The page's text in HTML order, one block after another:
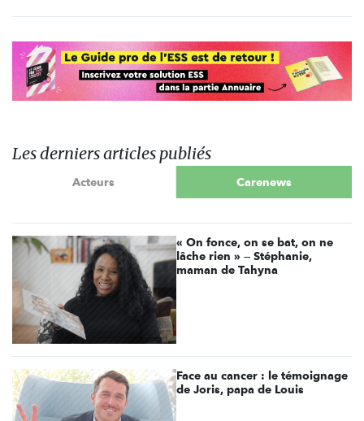
Les derniers articles publiés
Acteurs Carenews
« On fonce, on se bat, on ne
lâche rien » — Stéphanie,
maman de Tahyna
Face au cancer : le témoignage
de Joris, papa de Louis